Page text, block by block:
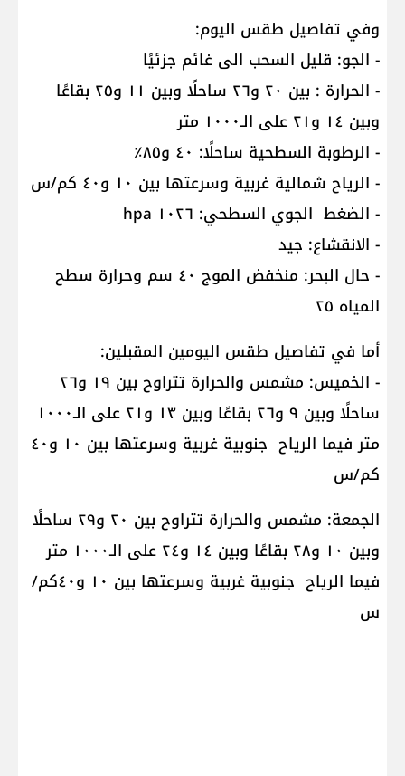
وفي تفاصيل طقس اليوم:
- الجو: قليل السحب الى غائم جزئيًا
- الحرارة : بين ٢٠ و٢٦ ساحلًا وبين ١١ و٢٥ بقاعًا
وبين ١٤ و٢١ على الـ١٠٠٠ متر
- الرطوبة السطحية ساحلًا: ٤٠ و٨٥٪
- الرياح شمالية غربية وسرعتها بين ١٠ و٤٠ كم/س
- الضغط الجوي السطحي: ١٠٢٦ hpa
- الانقشاع: جيد
- حال البحر: منخفض الموج ٤٠ سم وحرارة سطح
المياه ٢٥
أما في تفاصيل طقس اليومين المقبلين:
- الخميس: مشمس والحرارة تتراوح بين ١٩ و٢٦
ساحلًا وبين ٩ و٢٦ بقاعًا وبين ١٣ و٢١ على الـ١٠٠٠
متر فيما الرياح جنوبية غربية وسرعتها بين ١٠ و٤٠
كم/س
الجمعة: مشمس والحرارة تتراوح بين ٢٠ و٢٩ ساحلًا
وبين ١٠ و٢٨ بقاعًا وبين ١٤ و٢٤ على الـ١٠٠٠ متر
فيما الرياح جنوبية غربية وسرعتها بين ١٠ و٤٠كم/
س